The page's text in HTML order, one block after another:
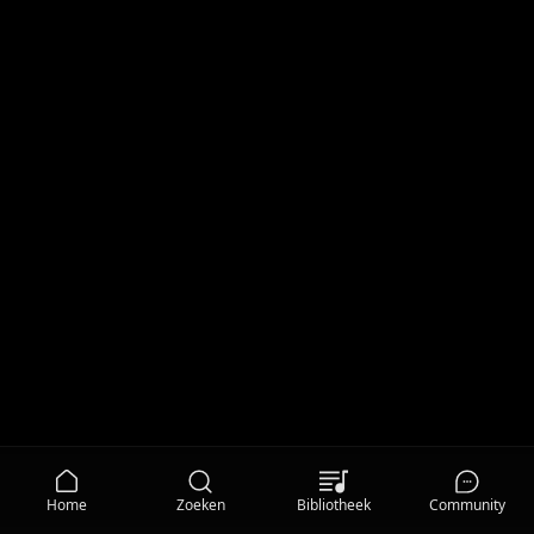
Home Zoeken Bibliotheek Community